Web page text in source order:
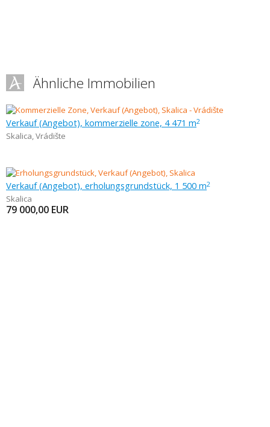
Ähnliche Immobilien
Verkauf (Angebot), kommerzielle zone, 4 471 m2
Skalica,Vrádište
Verkauf (Angebot), erholungsgrundstück, 1 500 m2
Skalica
79 000,00 EUR